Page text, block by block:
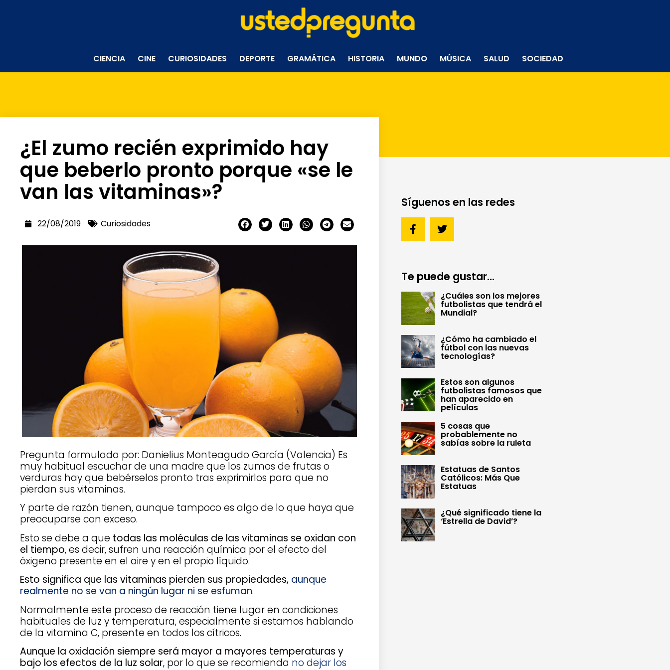
CIENCIA CINE CURIOSIDADES DEPORTE GRAMÁTICA HISTORIA MUNDO MÚSICA SALUD SOCIEDAD
¿El zumo recién exprimido hay
que beberlo pronto porque «se le
van las vitaminas»?
22/08/2019 Curiosidades
Pregunta formulada por: Danielius Monteagudo García (Valencia) Es
muy habitual escuchar de una madre que los zumos de frutas o
verduras hay que bebérselos pronto tras exprimirlos para que no
pierdan sus vitaminas.
Y parte de razón tienen, aunque tampoco es algo de lo que haya que
preocuparse con exceso.
Esto se debe a que todas las moléculas de las vitaminas se oxidan con
el tiempo, es decir, sufren una reacción química por el efecto del
óxigeno presente en el aire y en el propio líquido.
Esto significa que las vitaminas pierden sus propiedades, aunque
realmente no se van a ningún lugar ni se esfuman.
Normalmente este proceso de reacción tiene lugar en condiciones
habituales de luz y temperatura, especialmente si estamos hablando
de la vitamina C, presente en todos los cítricos.
Aunque la oxidación siempre será mayor a mayores temperaturas y
bajo los efectos de la luz solar, por lo que se recomienda no dejar los
Síguenos en las redes
Te puede gustar...
¿Cuáles son los mejores
futbolistas que tendrá el
Mundial?
¿Cómo ha cambiado el
fútbol con las nuevas
tecnologías?
Estos son algunos
futbolistas famosos que
han aparecido en
películas
5 cosas que
probablemente no
sabías sobre la ruleta
Estatuas de Santos
Católicos: Más Que
Estatuas
¿Qué significado tiene la
‘Estrella de David’?